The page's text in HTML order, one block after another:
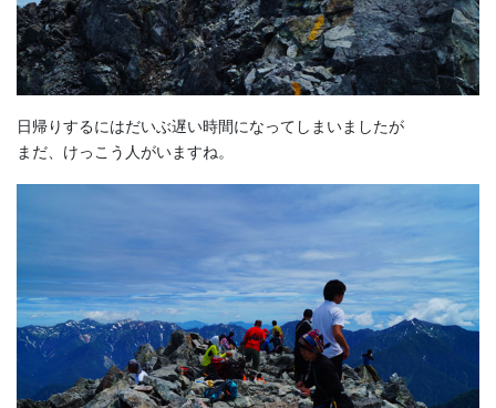
日帰りするにはだいぶ遅い時間になってしまいましたが
まだ、けっこう人がいますね。